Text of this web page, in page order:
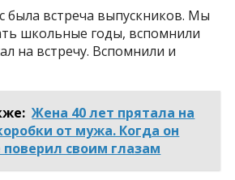
была встреча выпускников. Мы
школьные годы, вспомнили
на встречу. Вспомнили и
Жена 40 лет прятала на
от мужа. Когда он
своим глазам